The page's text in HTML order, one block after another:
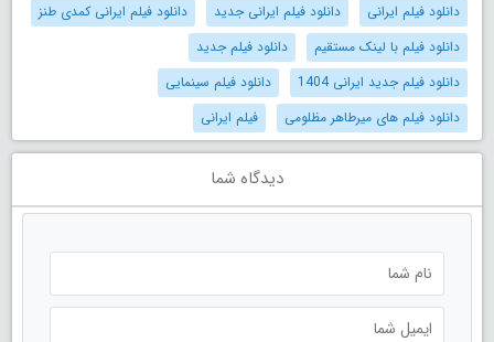
دانلود فیلم ایرانی
دانلود فیلم ایرانی جدید
دانلود فیلم ایرانی کمدی طنز
دانلود فیلم با لینک مستقیم
دانلود فیلم جدید
دانلود فیلم جدید ایرانی 1404
دانلود فیلم سینمایی
دانلود فیلم های میرطاهر مظلومی
فیلم ایرانی
دیدگاه شما